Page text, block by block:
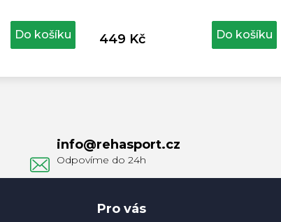
Do košíku 449 Kč Do košíku
info@rehasport.cz
Pro vás